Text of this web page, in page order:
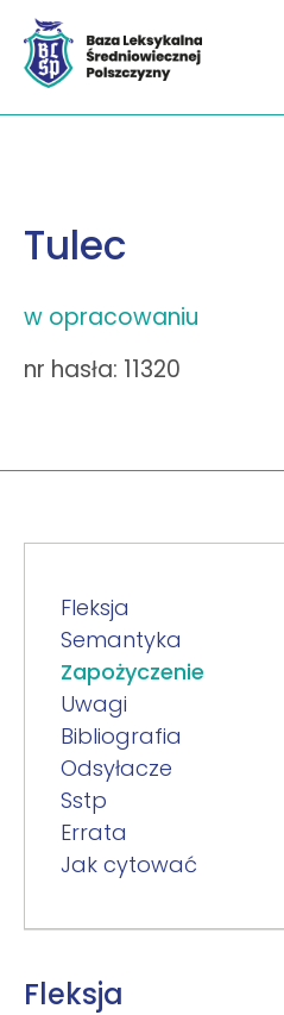
Tulec
w opracowaniu
nr hasła: 11320
Fleksja
Semantyka
Zapożyczenie
Uwagi
Bibliografia
Odsyłacze
Sstp
Errata
Jak cytować
Fleksja